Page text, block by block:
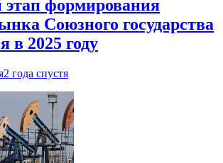
формирования
Союзного государства
в 2025 году
2 года спустя